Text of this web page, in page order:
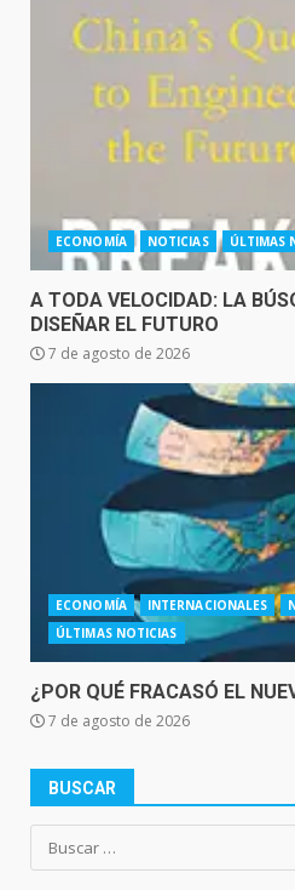
ECONOMÍA NOTICIAS ÚLTIMAS
A TODA VELOCIDAD: LA
DISEÑAR EL FUTURO
7 de agosto de 2026
ECONOMÍA INTERNACIONALES
ÚLTIMAS NOTICIAS
¿POR QUÉ FRACASÓ EL
7 de agosto de 2026
BUSCAR
Buscar: